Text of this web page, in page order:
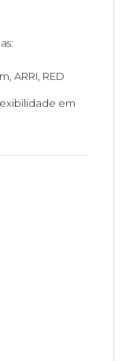
ARRI, RED
em